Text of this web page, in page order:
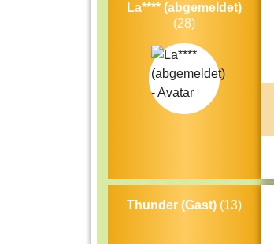
La**** (abgemeldet)
(28)
Thunder (Gast) (13)